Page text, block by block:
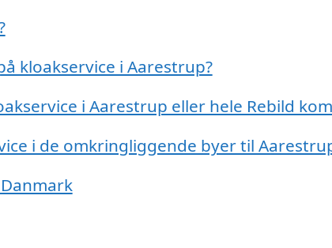
kloakservice i Aarestrup?
i Aarestrup eller hele Rebild
i de omkringliggende byer til